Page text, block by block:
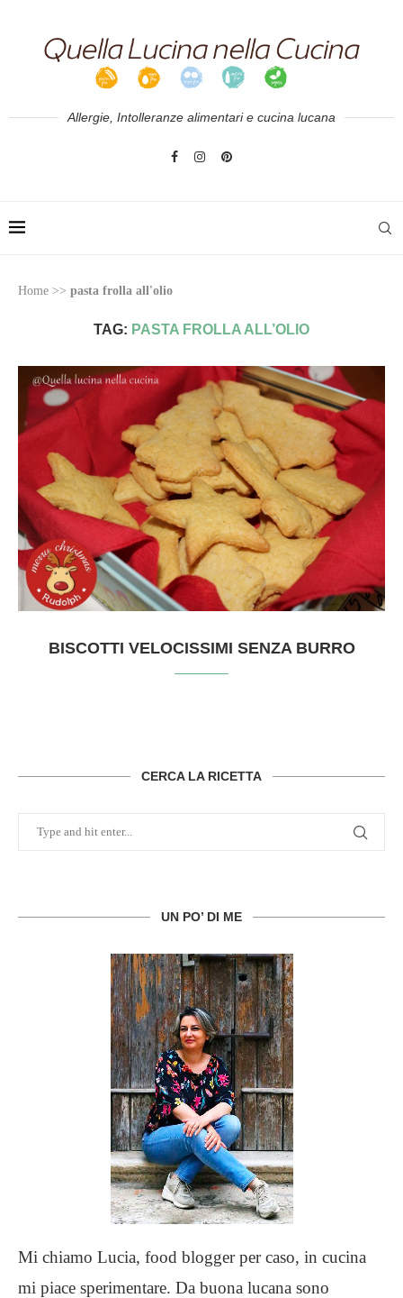
Allergie, Intolleranze alimentari e cucina lucana
Home >> pasta frolla all'olio
TAG: PASTA FROLLA ALL’OLIO
BISCOTTI VELOCISSIMI SENZA BURRO
CERCA LA RICETTA
UN PO’ DI ME
Mi chiamo Lucia, food blogger per caso, in cucina
mi piace sperimentare. Da buona lucana sono